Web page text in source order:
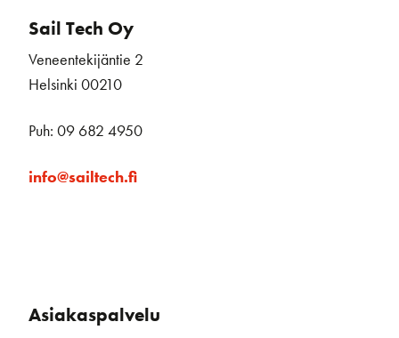
Sail Tech Oy
Veneentekijäntie 2
Helsinki 00210
Puh: 09 682 4950
info@sailtech.fi
Asiakaspalvelu